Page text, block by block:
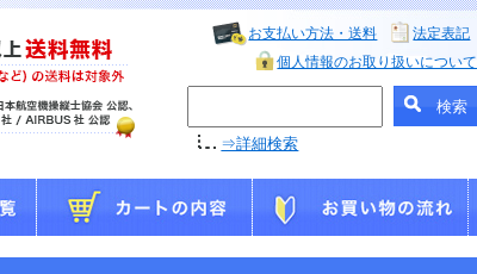
お支払い方法・送料
法定表記
個人情報のお取り扱いについて
⇒詳細検索